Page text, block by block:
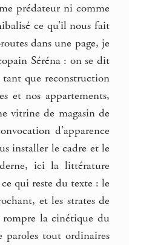
prédateur ni comme
ce qu’il nous fait
dans une page, je
Séréna : on se dit
que reconstruction
et nos appartements,
vitrine de magasin de
d’apparence
installer le cadre et le
ici la littérature
qui reste du texte : le
et les strates de
rompre la cinétique du
tout ordinaires